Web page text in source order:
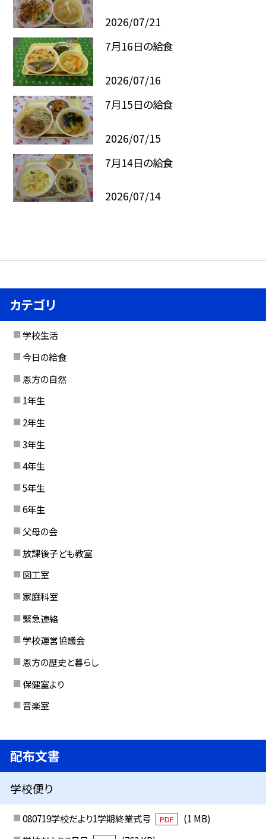
2026/07/21
7月16日の給食
2026/07/16
7月15日の給食
2026/07/15
7月14日の給食
2026/07/14
カテゴリ
学校生活
今日の給食
恩方の自然
1年生
2年生
3年生
4年生
5年生
6年生
父母の会
放課後子ども教室
図工室
家庭科室
緊急連絡
学校運営協議会
恩方の歴史と暮らし
保健室より
音楽室
配布文書
学校便り
080719学校だより1学期終業式号 PDF
(1 MB)